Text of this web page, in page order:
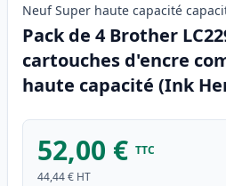
Neuf Super haute capacité
Pack de 4 Brother
cartouches d'encre
haute capacité (Ink
52,00 € TTC
44,44 € HT